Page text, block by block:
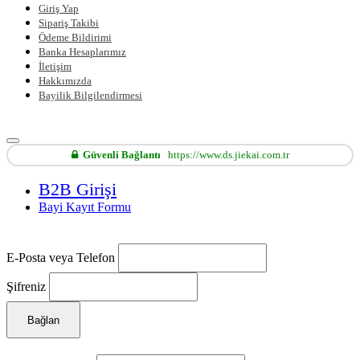
Giriş Yap
Sipariş Takibi
Ödeme Bildirimi
Banka Hesaplarımız
İletişim
Hakkımızda
Bayilik Bilgilendirmesi
Güvenli Bağlantıhttps://www.ds.jiekai.com.tr
B2B Girişi
Bayi Kayıt Formu
E-Posta veya Telefon
Şifreniz
Bağlan